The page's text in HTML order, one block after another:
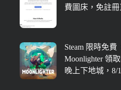
費圖床，免註
Steam 限時免費
Moonlighter 領
晚上下地城，8/